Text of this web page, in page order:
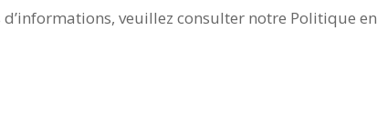
veuillez consulter notre Politique en